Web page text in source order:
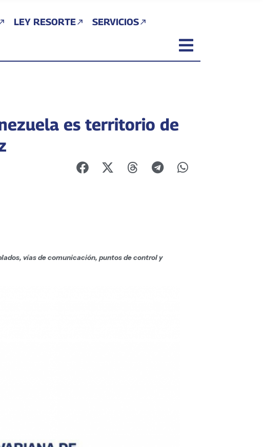
LEY RESORTE SERVICIOS
es territorio de
vías de comunicación, puntos de control y